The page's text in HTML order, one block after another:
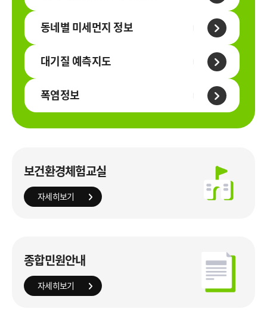
동네별 미세먼지 정보
대기질 예측지도
폭염정보
보건환경체험교실
자세히보기
종합민원안내
자세히보기